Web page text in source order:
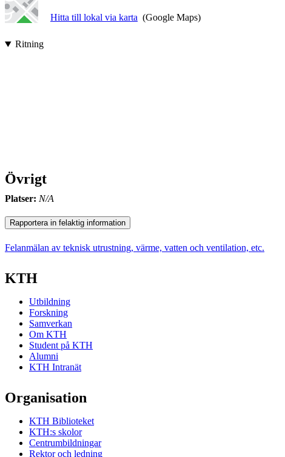
Hitta till lokal via karta (Google Maps)
Ritning
Övrigt
Platser: N/A
Rapportera in felaktig information
Felanmälan av teknisk utrustning, värme, vatten och ventilation, etc.
KTH
Utbildning
Forskning
Samverkan
Om KTH
Student på KTH
Alumni
KTH Intranät
Organisation
KTH Biblioteket
KTH:s skolor
Centrumbildningar
Rektor och ledning